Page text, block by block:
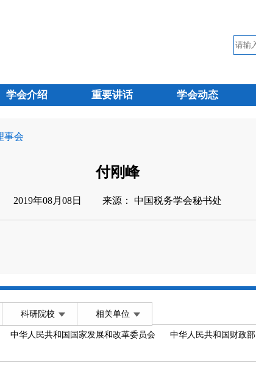
学会介绍 重要讲话 学会动态
事会
付刚峰
2019年08月08日 来源： 中国税务学会秘书处
科研院校 相关单位
中华人民共和国国家发展和改革委员会 中华人民共和国财政部